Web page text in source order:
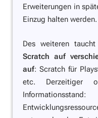
Erweiterungen in
Einzug halten werden.
Des weiteren
Scratch auf
auf: Scratch für
etc. Derzeitiger